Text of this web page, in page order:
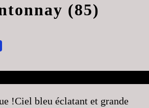
(85)
!Ciel bleu éclatant et grande